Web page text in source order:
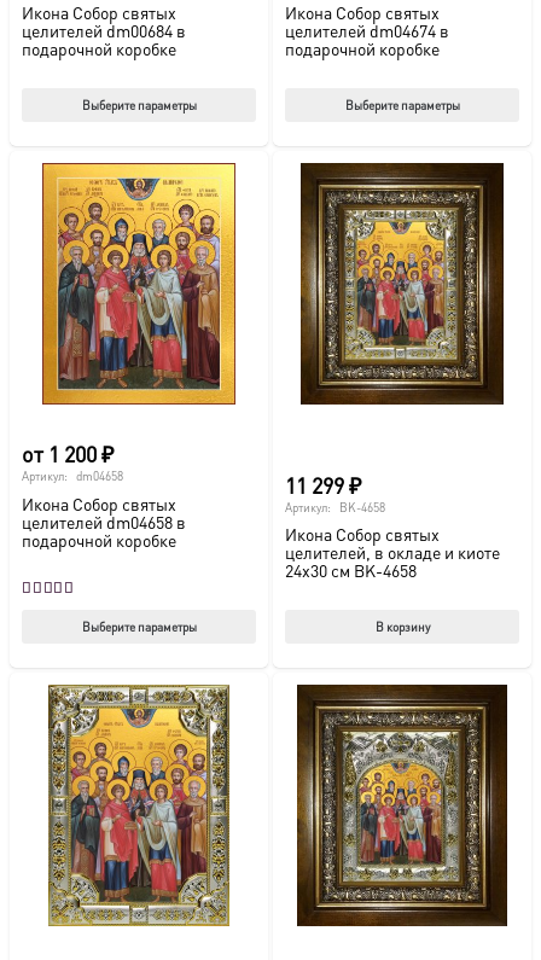
Икона Собор святых
целителей dm00684 в
подарочной коробке
Выберите параметры
странице
Икона Собор святых
целителей dm04674 в
подарочной коробке
Выберите параметры
от 1 200₽
Артикул: dm04658
Икона Собор святых
целителей dm04658 в
подарочной коробке
Выберите параметры
странице
11 299₽
Артикул: BK-4658
Икона Собор святых
целителей, в окладе и киоте
24х30 см BK-4658
В корзину